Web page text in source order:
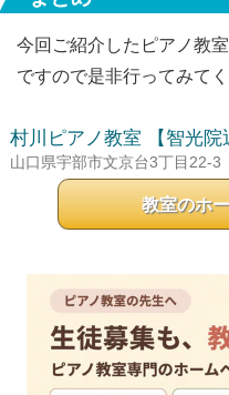
今回ご紹介したピアノ教
ですので是非行ってみてく
村川ピアノ教室 【智光院
山口県宇部市文京台3丁目22-3
教室のホ